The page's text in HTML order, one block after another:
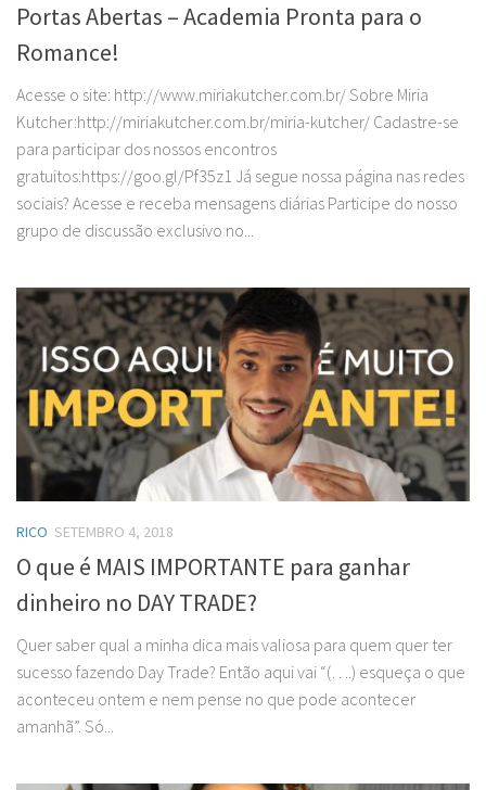
Portas Abertas – Academia Pronta para o
Romance!
Acesse o site: http://www.miriakutcher.com.br/ Sobre Miria
Kutcher:http://miriakutcher.com.br/miria-kutcher/ Cadastre-se
para participar dos nossos encontros
gratuitos:https://goo.gl/Pf35z1 Já segue nossa página nas redes
sociais? Acesse e receba mensagens diárias Participe do nosso
grupo de discussão exclusivo no...
RICO SETEMBRO 4, 2018
O que é MAIS IMPORTANTE para ganhar
dinheiro no DAY TRADE?
Quer saber qual a minha dica mais valiosa para quem quer ter
sucesso fazendo Day Trade? Então aqui vai “(….) esqueça o que
aconteceu ontem e nem pense no que pode acontecer
amanhã”. Só...